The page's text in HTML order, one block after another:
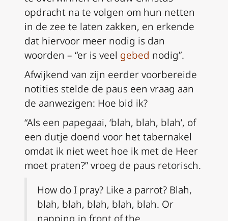
opdracht na te volgen om hun netten
in de zee te laten zakken, en erkende
dat hiervoor meer nodig is dan
woorden – “er is veel gebed nodig”.
Afwijkend van zijn eerder voorbereide
notities stelde de paus een vraag aan
de aanwezigen: Hoe bid ik?
“Als een papegaai, ‘blah, blah, blah’, of
een dutje doend voor het tabernakel
omdat ik niet weet hoe ik met de Heer
moet praten?” vroeg de paus retorisch.
How do I pray? Like a parrot? Blah,
blah, blah, blah, blah, blah. Or